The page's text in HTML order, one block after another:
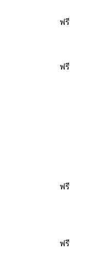
ฟรี
ฟรี
ฟรี
ฟรี